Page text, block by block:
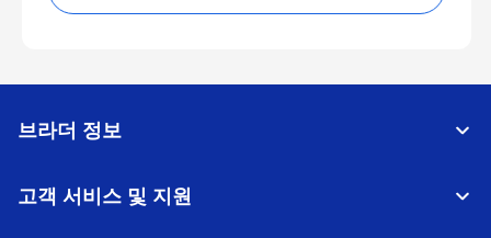
브라더 정보
고객 서비스 및 지원